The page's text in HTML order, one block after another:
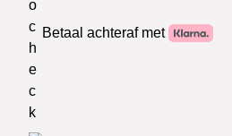
Betaal achteraf met